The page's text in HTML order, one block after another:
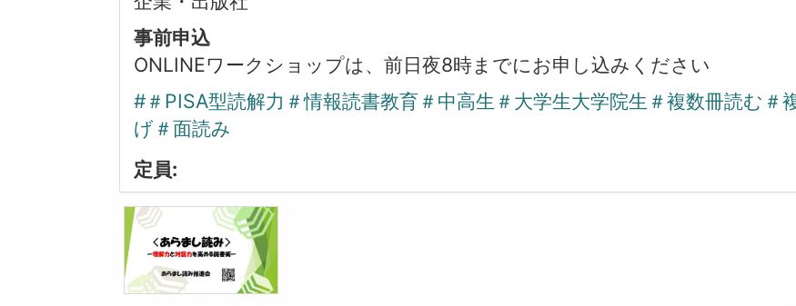
事前申込
ONLINEワークショップは、前日夜8時までにお申し込みください
#＃PISA型読解力＃情報読書教育＃中高生＃大学生大学院生＃複数冊読む＃
げ＃面読み
定員: